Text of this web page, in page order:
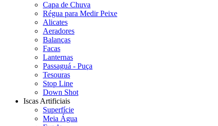
Capa de Chuva
Régua para Medir Peixe
Alicates
Aeradores
Balanças
Facas
Lanternas
Passaguá - Puça
Tesouras
Stop Line
Down Shot
Iscas Artificiais
Superfície
Meia Água